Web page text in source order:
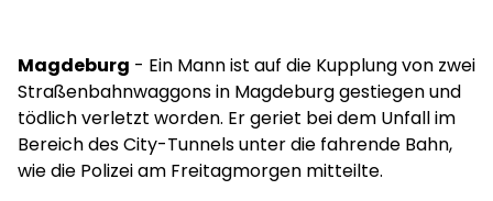
Magdeburg - Ein Mann ist auf die Kupplung von zwei
Straßenbahnwaggons in Magdeburg gestiegen und
tödlich verletzt worden. Er geriet bei dem Unfall im
Bereich des City-Tunnels unter die fahrende Bahn,
wie die Polizei am Freitagmorgen mitteilte.